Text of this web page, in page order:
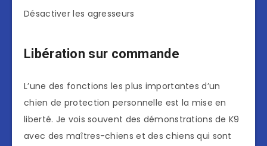
Désactiver les agresseurs
Libération sur commande
L’une des fonctions les plus importantes d’un
chien de protection personnelle est la mise en
liberté. Je vois souvent des démonstrations de K9
avec des maîtres-chiens et des chiens qui sont